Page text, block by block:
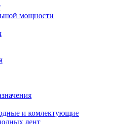
мощности
и комлектующие
лент